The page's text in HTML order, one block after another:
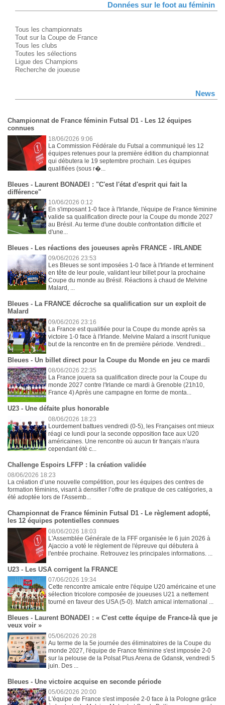
Données sur le foot au féminin
Tous les championnats
Tout sur la Coupe de France
Tous les clubs
Toutes les sélections
Ligue des Champions
Recherche de joueuse
News
Championnat de France féminin Futsal D1 - Les 12 équipes
connues
18/06/2026 9:06
La Commission Fédérale du Futsal a communiqué les 12
équipes retenues pour la première édition du championnat
qui débutera le 19 septembre prochain. Les équipes
qualifiées (sous r�...
Bleues - Laurent BONADEI : "C'est l'état d'esprit qui fait la
différence"
10/06/2026 0:12
En s'imposant 1-0 face à l'Irlande, l'équipe de France féminine
valide sa qualification directe pour la Coupe du monde 2027
au Brésil. Au terme d'une double confrontation difficile et
d'une...
Bleues - Les réactions des joueuses après FRANCE - IRLANDE
09/06/2026 23:53
Les Bleues se sont imposées 1-0 face à l'Irlande et terminent
en tête de leur poule, validant leur billet pour la prochaine
Coupe du monde au Brésil. Réactions à chaud de Melvine
Malard, ...
Bleues - La FRANCE décroche sa qualification sur un exploit de
Malard
09/06/2026 23:16
La France est qualifiée pour la Coupe du monde après sa
victoire 1-0 face à l'Irlande. Melvine Malard a inscrit l'unique
but de la rencontre en fin de première période. Vendredi...
Bleues - Un billet direct pour la Coupe du Monde en jeu ce mardi
08/06/2026 22:35
La France jouera sa qualification directe pour la Coupe du
monde 2027 contre l'Irlande ce mardi à Grenoble (21h10,
France 4) Après une campagne en forme de monta...
U23 - Une défaite plus honorable
08/06/2026 18:23
Lourdement battues vendredi (0-5), les Françaises ont mieux
réagi ce lundi pour la seconde opposition face aux U20
américaines. Une rencontre où aucun tir français n'aura
cependant été c...
Challenge Espoirs LFFP : la création validée
08/06/2026 18:23
La création d’une nouvelle compétition, pour les équipes des centres de
formation féminins, visant à densifier l’offre de pratique de ces catégories, a
été adoptée lors de l'Assemb...
Championnat de France féminin Futsal D1 - Le règlement adopté,
les 12 équipes potentielles connues
08/06/2026 18:03
L'Assemblée Générale de la FFF organisée le 6 juin 2026 à
Ajaccio a voté le règlement de l'épreuve qui débutera à
l'entrée prochaine. Retrouvez les principales informations. ...
U23 - Les USA corrigent la FRANCE
07/06/2026 19:34
Cette rencontre amicale entre l'équipe U20 américaine et une
sélection tricolore composée de joueuses U21 a nettement
tourné en faveur des USA (5-0). Match amical international ...
Bleues - Laurent BONADEI : « C'est cette équipe de France-là que je
veux voir »
05/06/2026 20:28
Au terme de la 5e journée des éliminatoires de la Coupe du
monde 2027, l'équipe de France féminine s'est imposée 2-0
sur la pelouse de la Polsat Plus Arena de Gdansk, vendredi 5
juin. Des ...
Bleues - Une victoire acquise en seconde période
05/06/2026 20:00
L'équipe de France s'est imposée 2-0 face à la Pologne grâce